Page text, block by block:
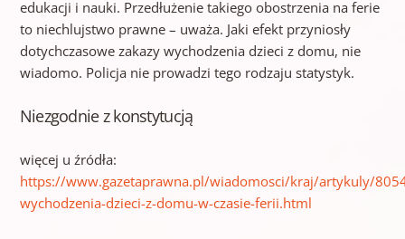
edukacji i nauki. Przedłużenie takiego obostrzenia na ferie
to niechlujstwo prawne – uważa. Jaki efekt przyniosły
dotychczasowe zakazy wychodzenia dzieci z domu, nie
wiadomo. Policja nie prowadzi tego rodzaju statystyk.
Niezgodnie z konstytucją
więcej u źródła:
https://www.gazetaprawna.pl/wiadomosci/kraj/artykuly/
wychodzenia-dzieci-z-domu-w-czasie-ferii.html